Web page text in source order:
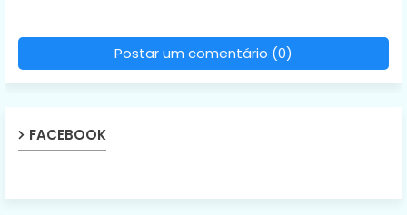
Postar um comentário (0)
FACEBOOK